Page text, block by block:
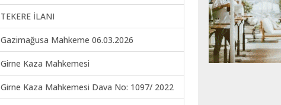
TEKERE İLANI
Gazimağusa Mahkeme 06.03.2026
Girne Kaza Mahkemesi
Girne Kaza Mahkemesi Dava No: 1097/ 2022